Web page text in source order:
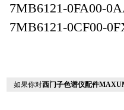
7MB6121-0FA00-
7MB6121-0CF00-
如果你对西门子色谱仪配件